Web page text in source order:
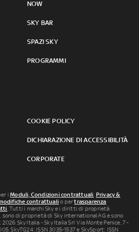
NOW
SKY BAR
SPAZI SKY
PROGRAMMI
COOKIE POLICY
DICHIARAZIONE DI ACCESSIBILITÀ
CORPORATE
iModuli, Condizioni contrattuali, Privacy &
contrattuali o pertrasparenza
. Tutti i marchi Sky e i diritti di proprietà
di proprietà di Sky international AG e sono
Sky Italia - Sky Italia Srl Via Monte Penice, 7 -
SkyTG24: ISSN 3035-1537 e SkySport: ISSN